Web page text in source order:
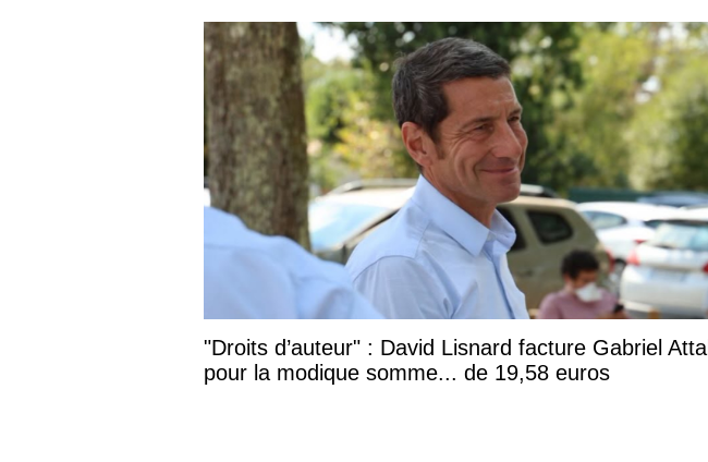
"Droits d’auteur" : David Lisnard facture Gabriel Attal
pour la modique somme... de 19,58 euros